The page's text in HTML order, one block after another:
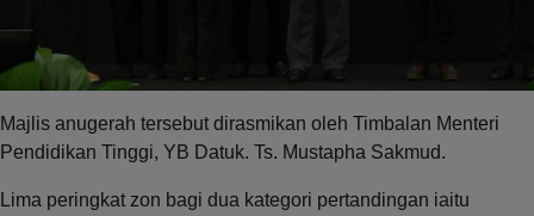
Majlis anugerah tersebut dirasmikan oleh Timbalan Menteri
Pendidikan Tinggi, YB Datuk. Ts. Mustapha Sakmud.
Lima peringkat zon bagi dua kategori pertandingan iaitu